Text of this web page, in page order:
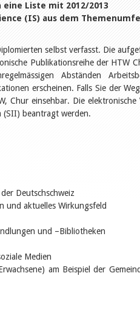
Liste mit 2012/2013
(IS) aus dem
selbst verfasst. Die
Publikationsreihe der HTW
Abständen
erscheinen. Falls Sie der Weg
Chur einsehbar. Die elektronische
(SII) beantragt werden.
Deutschschweiz
und aktuelles Wirkungsfeld
und –Bibliotheken
Medien
am Beispiel der